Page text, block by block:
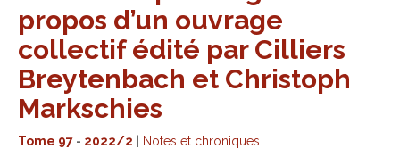
propos d’un ouvrage
collectif édité par Cilliers
Breytenbach et Christoph
Markschies
Tome 97 - 2022/2
Notes et chroniques